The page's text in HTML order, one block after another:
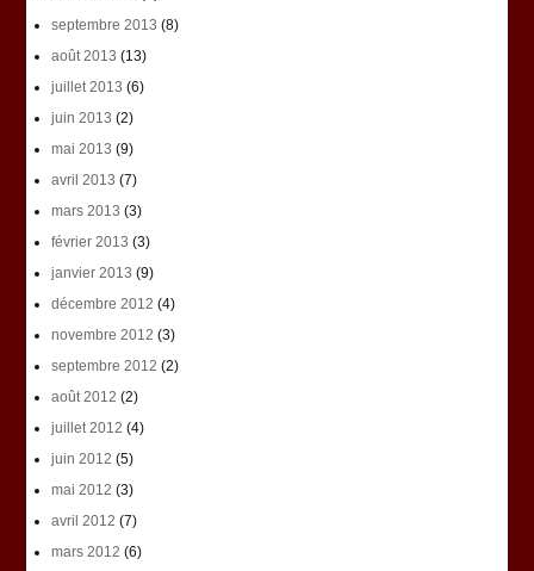
septembre 2013 (8)
août 2013 (13)
juillet 2013 (6)
juin 2013 (2)
mai 2013 (9)
avril 2013 (7)
mars 2013 (3)
février 2013 (3)
janvier 2013 (9)
décembre 2012 (4)
novembre 2012 (3)
septembre 2012 (2)
août 2012 (2)
juillet 2012 (4)
juin 2012 (5)
mai 2012 (3)
avril 2012 (7)
mars 2012 (6)